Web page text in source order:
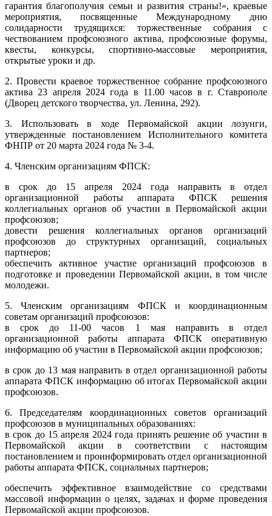
гарантия благополучия семьи и развития страны!», краевые
мероприятия, посвященные Международному дню
солидарности трудящихся: торжественные собрания с
чествованием профсоюзного актива, профсоюзные форумы,
квесты, конкурсы, спортивно-массовые мероприятия,
открытые уроки и др.
2. Провести краевое торжественное собрание профсоюзного
актива 23 апреля 2024 года в 11.00 часов в г. Ставрополе
(Дворец детского творчества, ул. Ленина, 292).
3. Использовать в ходе Первомайской акции лозунги,
утвержденные постановлением Исполнительного комитета
ФНПР от 20 марта 2024 года № 3-4.
4. Членским организациям ФПСК:
в срок до 15 апреля 2024 года направить в отдел
организационной работы аппарата ФПСК решения
коллегиальных органов об участии в Первомайской акции
профсоюзов;
довести решения коллегиальных органов организаций
профсоюзов до структурных организаций, социальных
партнеров;
обеспечить активное участие организаций профсоюзов в
подготовке и проведении Первомайской акции, в том числе
молодежи.
5. Членским организациям ФПСК и координационным
советам организаций профсоюзов:
в срок до 11-00 часов 1 мая направить в отдел
организационной работы аппарата ФПСК оперативную
информацию об участии в Первомайской акции профсоюзов;
в срок до 13 мая направить в отдел организационной работы
аппарата ФПСК информацию об итогах Первомайской акции
профсоюзов.
6. Председателям координационных советов организаций
профсоюзов в муниципальных образованиях:
в срок до 15 апреля 2024 года принять решение об участии в
Первомайской акции в соответствии с настоящим
постановлением и проинформировать отдел организационной
работы аппарата ФПСК, социальных партнеров;
обеспечить эффективное взаимодействие со средствами
массовой информации о целях, задачах и форме проведения
Первомайской акции профсоюзов.